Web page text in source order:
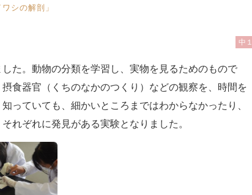
シの解剖」
中１
た。動物の分類を学習し、実物を見るためのもので
食器官（くちのなかのつくり）などの観察を、時間を
っていても、細かいところまではわからなかったり、
れぞれに発見がある実験となりました。